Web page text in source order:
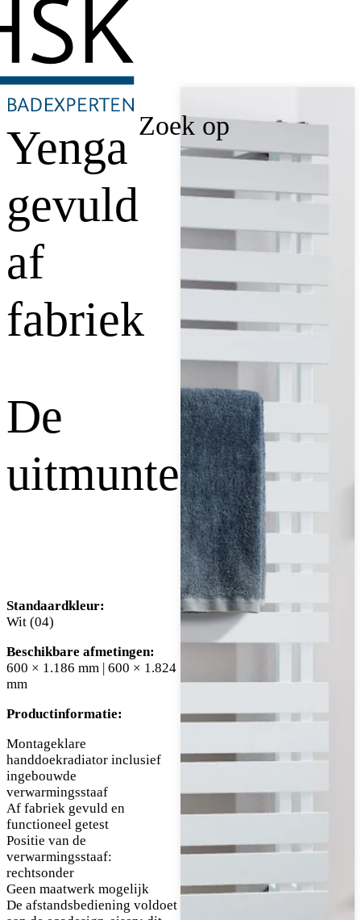
Zoek op
Yenga
gevuld
af
fabriek
De
uitmuntende
Standaardkleur:
Wit (04)
Beschikbare afmetingen:
600 × 1.186 mm | 600 × 1.824
mm
Productinformatie:
Montageklare
handdoekradiator inclusief
ingebouwde
verwarmingsstaaf
Af fabriek gevuld en
functioneel getest
Positie van de
verwarmingsstaaf:
rechtsonder
Geen maatwerk mogelijk
De afstandsbediening voldoet